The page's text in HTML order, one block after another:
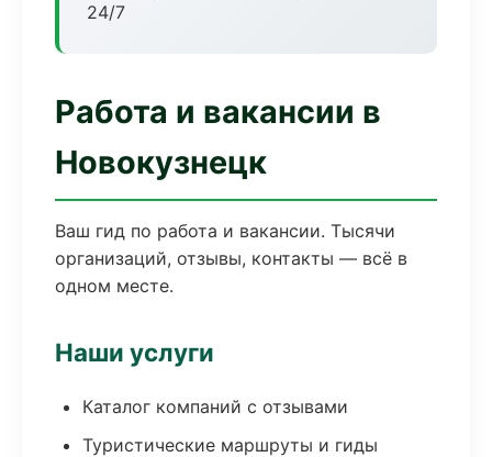
24/7
Работа и вакансии в
Новокузнецк
Ваш гид по работа и вакансии. Тысячи
организаций, отзывы, контакты — всё в
одном месте.
Наши услуги
Каталог компаний с отзывами
Туристические маршруты и гиды